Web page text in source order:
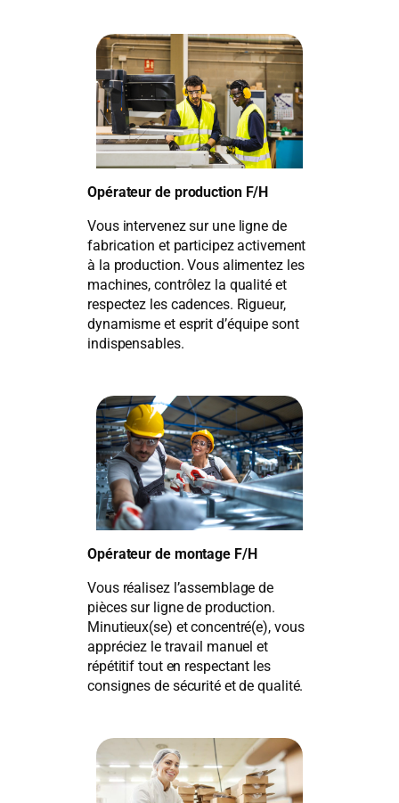
Opérateur de production F/H
Vous intervenez sur une ligne de
fabrication et participez activement
à la production. Vous alimentez les
machines, contrôlez la qualité et
respectez les cadences. Rigueur,
dynamisme et esprit d’équipe sont
indispensables.
Opérateur de montage F/H
Vous réalisez l’assemblage de
pièces sur ligne de production.
Minutieux(se) et concentré(e), vous
appréciez le travail manuel et
répétitif tout en respectant les
consignes de sécurité et de qualité.